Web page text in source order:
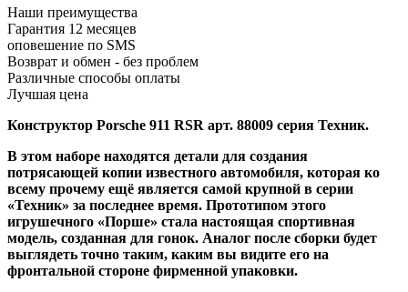
Наши преимущества
Гарантия 12 месяцев
оповешение по SMS
Возврат и обмен - без проблем
Различные способы оплаты
Лучшая цена
Конструктор Porsche 911 RSR арт. 88009 серия Техник.
В этом наборе находятся детали для создания
потрясающей копии известного автомобиля, которая ко
всему прочему ещё является самой крупной в серии
«Техник» за последнее время. Прототипом этого
игрушечного «Порше» стала настоящая спортивная
модель, созданная для гонок. Аналог после сборки будет
выглядеть точно таким, каким вы видите его на
фронтальной стороне фирменной упаковки.